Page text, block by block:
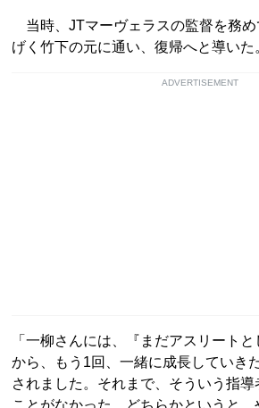
当時、JTマーヴェラスの監督を務め
げく竹下の元に通い、復帰へと導いた
ADVERTISEMENT
「一柳さんには、『まだアスリート
から、もう1回、一緒に成長していき
されました。それまで、そういう指